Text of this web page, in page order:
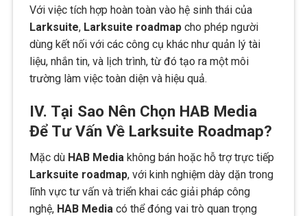
Với việc tích hợp hoàn toàn vào hệ sinh thái của
Larksuite, Larksuite roadmap cho phép người
dùng kết nối với các công cụ khác như quản lý tài
liệu, nhắn tin, và lịch trình, từ đó tạo ra một môi
trường làm việc toàn diện và hiệu quả.
IV. Tại Sao Nên Chọn HAB Media
Để Tư Vấn Về Larksuite Roadmap?
Mặc dù HAB Media không bán hoặc hỗ trợ trực tiếp
Larksuite roadmap, với kinh nghiệm dày dặn trong
lĩnh vực tư vấn và triển khai các giải pháp công
nghệ, HAB Media có thể đóng vai trò quan trọng